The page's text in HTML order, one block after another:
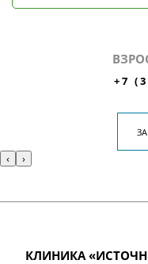
+7
‹ ›
КЛИНИКА